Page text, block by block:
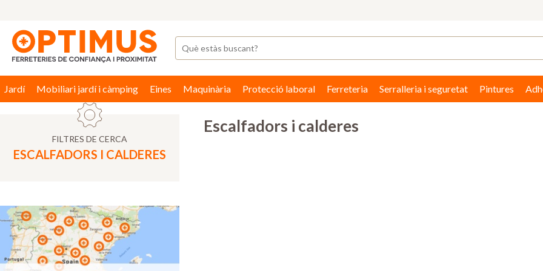
Jardí Mobiliari jardí i càmping Eines Maquinària Protecció laboral Ferreteria Serralleria i seguretat Pintures
FILTRES DE CERCA
ESCALFADORS I CALDERES
Escalfadors i calderes